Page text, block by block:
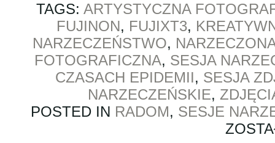
TAGS: ARTYSTYCZNA
FUJINON, FUJIXT3,
NARZECZEŃSTWO,
FOTOGRAFICZNA, SESJA
CZASACH EPIDEMII, SESJA
NARZECZEŃSKIE,
POSTED IN RADOM, SESJE